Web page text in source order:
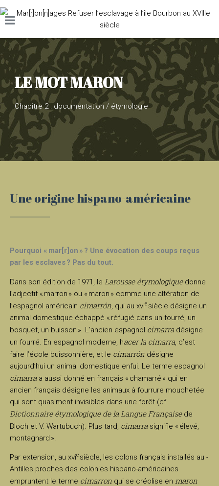
LE MOT MARON
Chapitre 2 : documentation / étymologie
Une origine hispano-américaine
Pourquoi « mar[r]on » ? Une évocation des coups reçus
par les esclaves ? Pas du tout.
Dans son édition de 1971, le Larousse étymologiquedonne
l’adjectif « marron » ou « maron » comme une altération de
l’espagnol américain cimarrón, qui au xvie siècle désigne un
animal domestique échappé « réfugié dans un fourré, un
bosquet, un buisson ». L’ancien espagnol cimarra désigne
un fourré. En espagnol moderne, hacer la cimarra, c’est
faire l’école buissonnière, et le cimarrón désigne
aujourd’hui un animal domestique enfui. Le terme espagnol
cimarra a aussi donné en français « chamarré » qui en
ancien français désigne les animaux à fourrure mouchetée
qui sont quasiment invisibles dans une forêt (cf.
Dictionnaire étymologique de la Langue Françaisede
Bloch et V. Wartubuch). Plus tard, cimarra signifie « élevé,
montagnard ».
Par extension, au xvie siècle, les colons français installés au -
Antilles proches des colonies hispano-américaines
empruntent le terme cimarron qui se créolise en maron